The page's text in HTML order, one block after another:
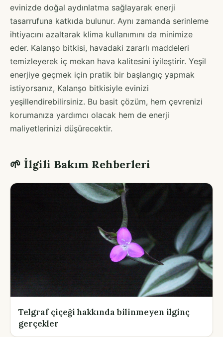
evinizde doğal aydınlatma sağlayarak enerji
tasarrufuna katkıda bulunur. Aynı zamanda serinleme
ihtiyacını azaltarak klima kullanımını da minimize
eder. Kalanşo bitkisi, havadaki zararlı maddeleri
temizleyerek iç mekan hava kalitesini iyileştirir. Yeşil
enerjiye geçmek için pratik bir başlangıç yapmak
istiyorsanız, Kalanşo bitkisiyle evinizi
yeşillendirebilirsiniz. Bu basit çözüm, hem çevrenizi
korumanıza yardımcı olacak hem de enerji
maliyetlerinizi düşürecektir.
🌱 İlgili Bakım Rehberleri
Telgraf çiçeği hakkında bilinmeyen ilginç
gerçekler